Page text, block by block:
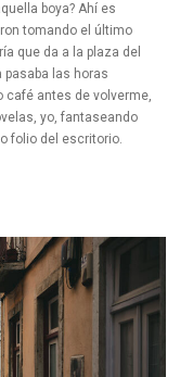
boya? Ahí es
tomando el último
que da a la plaza del
pasaba las horas
café antes de volverme,
yo, fantaseando
folio del escritorio.